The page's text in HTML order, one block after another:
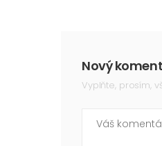
Nový
Vyplňte, prosím,
Váš komentár